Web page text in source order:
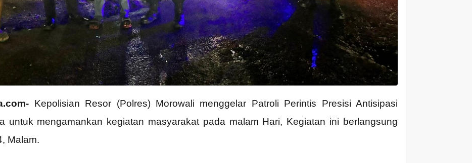
Kepolisian Resor (Polres) Morowali menggelar Patroli Perintis Presisi Antisipasi
untuk mengamankan kegiatan masyarakat pada malam Hari, Kegiatan ini berlangsung
Malam.